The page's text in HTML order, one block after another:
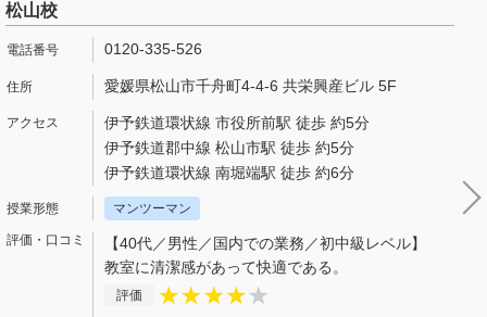
松山校
0120-335-526
愛媛県松山市千舟町4-4-6 共栄興産ビル 5F
伊予鉄道環状線 市役所前駅 徒歩 約5分
伊予鉄道郡中線 松山市駅 徒歩 約5分
伊予鉄道環状線 南堀端駅 徒歩 約6分
マンツーマン
【40代／男性／国内での業務／初中級レベル】
教室に清潔感があって快適である。
評価